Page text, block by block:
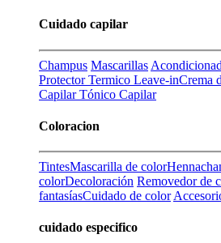
Cuidado capilar
Champus Mascarillas
Protector Termico Leave-inCrema
CapilarTónico Capilar
Coloracion
TintesMascarilla de colorHenna
colorDecoloración Removedor de
fantasíasCuidado de color
cuidado especifico